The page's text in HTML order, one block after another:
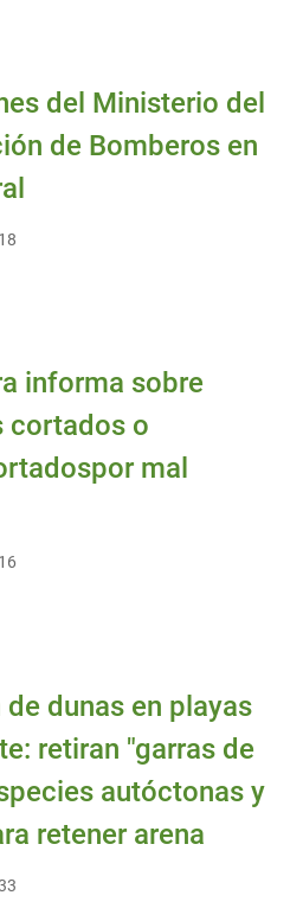
del Ministerio del
de Bomberos en
18
informa sobre
cortados o
mal
16
dunas en playas
retiran "garras de
autóctonas y
retener arena